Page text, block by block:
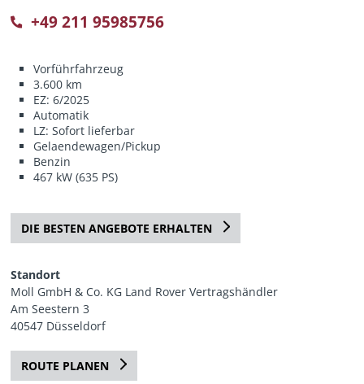
+49 211 95985756
Vorführfahrzeug
3.600 km
EZ: 6/2025
Automatik
LZ: Sofort lieferbar
Gelaendewagen/Pickup
Benzin
467 kW (635 PS)
DIE BESTEN ANGEBOTE ERHALTEN
Standort
Moll GmbH & Co. KG Land Rover Vertragshändler
Am Seestern 3
40547 Düsseldorf
ROUTE PLANEN